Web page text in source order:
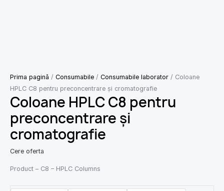
Prima pagină / Consumabile / Consumabile laborator / Coloane
HPLC C8 pentru preconcentrare și cromatografie
Coloane HPLC C8 pentru
preconcentrare și
cromatografie
Cere oferta
Product – C8 – HPLC Columns